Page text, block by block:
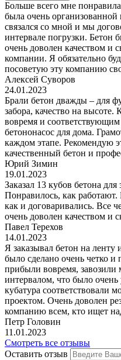
Больше всего мне
была очень
связался со мной и мы
интервале погрузки. Бетон
очень доволен качеством и
компании. Я обязательно
посоветую эту компанию
Алексей Суворов
24.01.2023
Брали бетон дважды – для
забора, качество на высоте.
вовремя и соответствующим
бетононасос для дома.
каждом этапе. Рекомендую
качественный бетон и
Юрий Зимин
19.01.2023
Заказал 13 кубов бетона
Понравилось, как
как и договаривались. Все
очень доволен качеством и
Павел Терехов
14.01.2023
Я заказывал бетон на ленту
было сделано очень четко
прибыли вовремя, завозили
интервалом, что было очень
кубатура соответствовали
проектом. Очень доволен
компанию всем, кто ищет
Петр Головин
11.01.2023
Смотреть все отзывы
Оставить отзыв